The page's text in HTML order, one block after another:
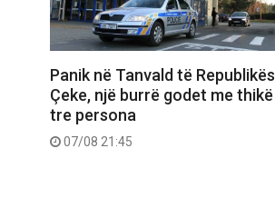
Panik në Tanvald të Republikës
Çeke, një burrë godet me thikë
tre persona
07/08 21:45